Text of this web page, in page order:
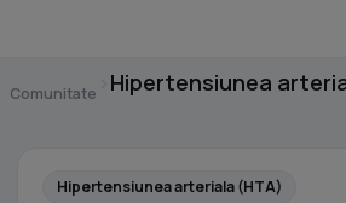
Comunitate Hipertensiunea
Hipertensiunea arteriala (HTA)